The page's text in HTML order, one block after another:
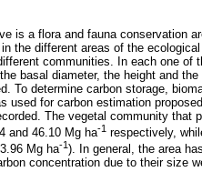
is a flora and fauna conservation
the different areas of the
communities. In each one
basal diameter, the height and
To determine carbon storage,
used for carbon estimation
The vegetal community that
and 46.10 Mg ha-1 respectively,
Mg ha-1). In general, the area
concentration due to their size